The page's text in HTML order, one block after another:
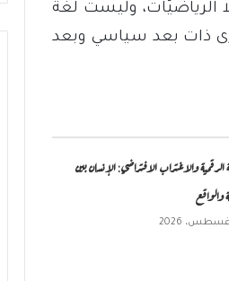
الرياضيّات، وليست لغة
ذات بعد سياسي وبعد
الرقمية والاغتراب الافتراضي: الإنسان بين
والواقع